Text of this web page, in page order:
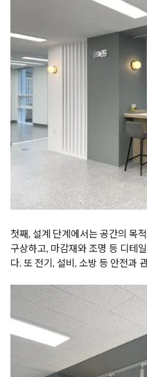
첫째, 설계 단계에서는 공간의 목
구상하고, 마감재와 조명 등 디테
다. 또 전기, 설비, 소방 등 안전과